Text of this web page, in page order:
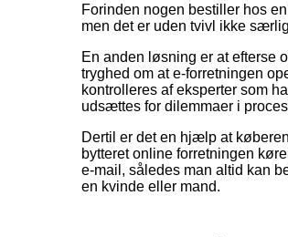
Forinden nogen bestiller hos
men det er uden tvivl ikke
En anden løsning er at efterse
tryghed om at e-forretningen
kontrolleres af eksperter som
udsættes for dilemmaer i
Dertil er det en hjælp at
bytteret online forretningen
e-mail, således man altid kan
en kvinde eller mand.